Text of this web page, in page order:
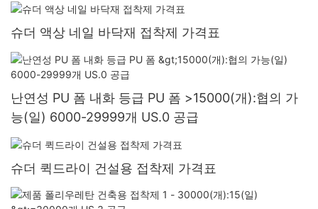
슈더 액상 네일 바닥재 접착제 가격표
난연성 PU 폼 내화 등급 PU 폼 >15000(개):협의 가
능(일) 6000-29999개 US.0 공급
슈더 퀵드라이 건설용 접착제 가격표